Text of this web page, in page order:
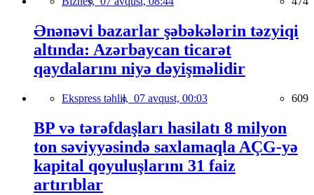
Ənənəvi bazarlar şəbəkələrin təzyiqi
altında: Azərbaycan ticarət
qaydalarını niyə dəyişməlidir
Ekspress təhlil, 07 avqust, 00:03 609
BP və tərəfdaşları hasilatı 8 milyon
ton səviyyəsində saxlamaqla AÇG-yə
kapital qoyuluşlarını 31 faiz
artırıblar